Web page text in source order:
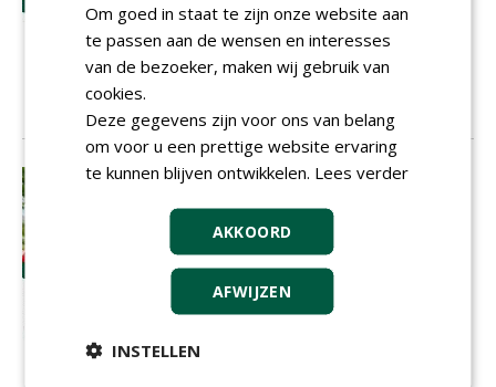
is het toonbeeld van technische
vooruitgang en zijn inzichten komen
terug in 'zijn' baan De Turfvaert
01-10-2014
11 sec
Greenkeepers moeten boven het
Voor de tweede editie van de
Greenkeeper of the Year-award
gesteund doorNVGen
jury weer in actie onder aanvoering van
Wim Smits. Waar kijkt de jury naar bij de
genomineerden voordat zij hun
eindoordeel vellen? Juryvoorzitter Wim
Om goed in staat te zijn onze website aan
te passen aan de wensen en interesses
van de bezoeker, maken wij gebruik van
cookies.
Deze gegevens zijn voor ons van belang
om voor u een prettige website ervaring
te kunnen blijven ontwikkelen. Lees verder
AKKOORD
AFWIJZEN
INSTELLEN